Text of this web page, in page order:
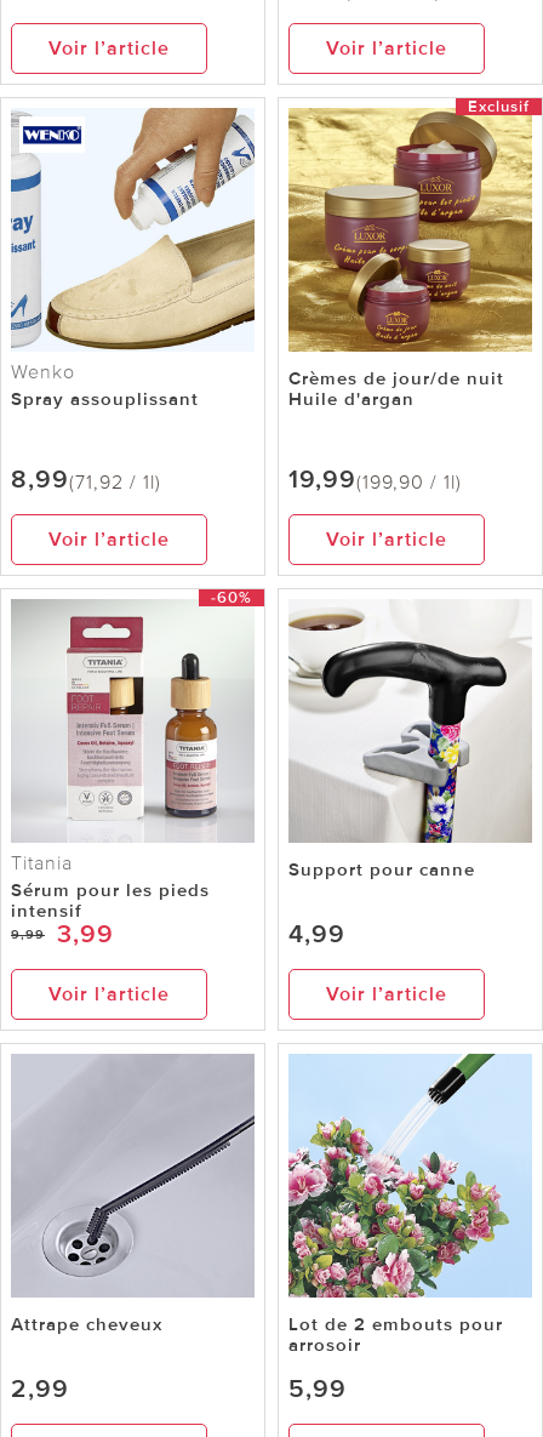
Voir l’article Voir l’article
Wenko
Spray assouplissant
8,99(71,92 / 1l)
Voir l’article
Exclusif
Crèmes de jour/de nuit
Huile d'argan
19,99(199,90 / 1l)
Voir l’article
-60%
Titania
Sérum pour les pieds
intensif
9,99 3,99
Voir l’article
Support pour canne
4,99
Voir l’article
Attrape cheveux
2,99
Lot de 2 embouts pour
arrosoir
5,99